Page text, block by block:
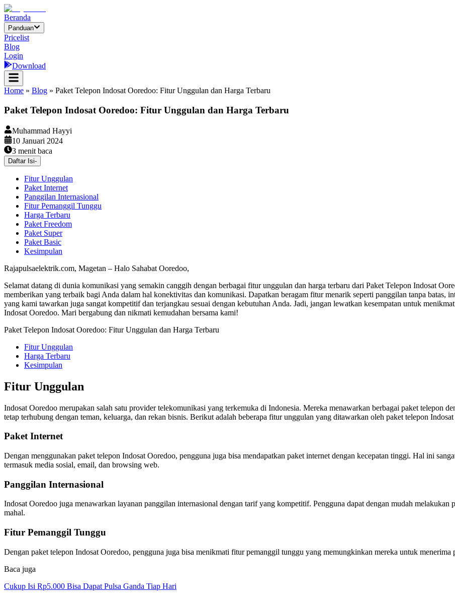
Beranda
Panduan
Pricelist
Blog
Login
Download
Home » Blog » Paket Telepon Indosat Ooredoo: Fitur Unggulan dan Harga Terbaru
Paket Telepon Indosat Ooredoo: Fitur Unggulan dan Harga Terbaru
Muhammad Hayyi
10 Januari 2024
3 menit baca
Daftar Isi-
Fitur Unggulan
Paket Internet
Panggilan Internasional
Fitur Pemanggil Tunggu
Harga Terbaru
Paket Freedom
Paket Super
Paket Basic
Kesimpulan
Rajapulsaelektrik.com, Magetan – Halo Sahabat Ooredoo,
Selamat datang di dunia komunikasi yang semakin canggih dengan berbagai fitur unggulan dan harga terbaru dari Paket Telepon Indosat
memberikan yang terbaik bagi Anda dalam hal konektivitas dan komunikasi. Dapatkan beragam fitur menarik seperti panggilan tanpa batas,
yang kami tawarkan juga sangat kompetitif dan terjangkau sesuai dengan kebutuhan Anda. Jadi, jangan lewatkan kesempatan untuk
Indosat Ooredoo. Mari bergabung dan nikmati kemudahan bersama kami!
Paket Telepon Indosat Ooredoo: Fitur Unggulan dan Harga Terbaru
Fitur Unggulan
Harga Terbaru
Kesimpulan
Fitur Unggulan
Indosat Ooredoo merupakan salah satu provider telekomunikasi yang terkemuka di Indonesia. Mereka menawarkan berbagai paket telepon
tetap terhubung dengan teman, keluarga, dan rekan bisnis. Berikut adalah beberapa fitur unggulan yang ditawarkan oleh paket telepon
Paket Internet
Dengan menggunakan paket telepon Indosat Ooredoo, pengguna juga bisa mendapatkan paket internet dengan kecepatan tinggi. Hal ini
termasuk media sosial, email, dan browsing web.
Panggilan Internasional
Indosat Ooredoo juga menawarkan layanan panggilan internasional dengan tarif yang kompetitif. Pengguna dapat dengan mudah
mahal.
Fitur Pemanggil Tunggu
Dengan paket telepon Indosat Ooredoo, pengguna juga bisa menikmati fitur pemanggil tunggu yang memungkinkan mereka untuk
Baca juga
Cukup Isi Rp5.000 Bisa Dapat Pulsa Ganda Tiap Hari